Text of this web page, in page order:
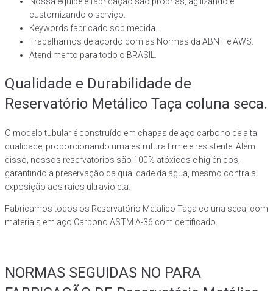
customizando o serviço.
Keywords fabricado sob medida.
Trabalhamos de acordo com as Normas da ABNT e AWS.
Atendimento para todo o BRASIL.
Qualidade e Durabilidade de
Reservatório Metálico Taça coluna seca.
O modelo tubular é construído em chapas de aço carbono de alta
qualidade, proporcionando uma estrutura firme e resistente. Além
disso, nossos reservatórios são 100% atóxicos e higiênicos,
garantindo a preservação da qualidade da água, mesmo contra a
exposição aos raios ultravioleta.
Fabricamos todos os Reservatório Metálico Taça coluna seca, com
materiais em aço Carbono ASTM A-36 com certificado.
NORMAS SEGUIDAS NO PARA